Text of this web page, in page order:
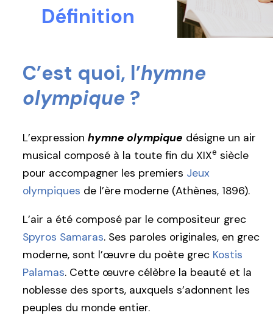
Définition
C’est quoi, l’hymne
olympique ?
L’expression hymne olympique désigne un air
musical composé à la toute fin du XIXe siècle
pour accompagner les premiers Jeux
olympiques de l’ère moderne (Athènes, 1896).
L’air a été composé par le compositeur grec
Spyros Samaras. Ses paroles originales, en grec
moderne, sont l’œuvre du poète grec Kostis
Palamas. Cette œuvre célèbre la beauté et la
noblesse des sports, auxquels s’adonnent les
peuples du monde entier.